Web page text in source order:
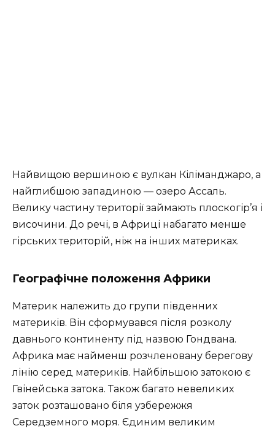
Найвищою вершиною є вулкан Кіліманджаро, а
найглибшою западиною — озеро Ассаль.
Велику частину території займають плоскогір’я і
височини. До речі, в Африці набагато менше
гірських територій, ніж на інших материках.
Географічне положення Африки
Материк належить до групи південних
материків. Він сформувався після розколу
давнього континенту під назвою Гондвана.
Африка має найменш розчленовану берегову
лінію серед материків. Найбільшою затокою є
Гвінейська затока. Також багато невеликих
заток розташовано біля узбережжя
Середземного моря. Єдиним великим